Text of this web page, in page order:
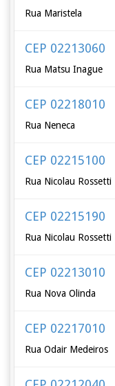
Rua Maristela
CEP 02213060
Rua Matsu Inague
CEP 02218010
Rua Neneca
CEP 02215100
Rua Nicolau Rossetti
CEP 02215190
Rua Nicolau Rossetti
CEP 02213010
Rua Nova Olinda
CEP 02217010
Rua Odair Medeiros